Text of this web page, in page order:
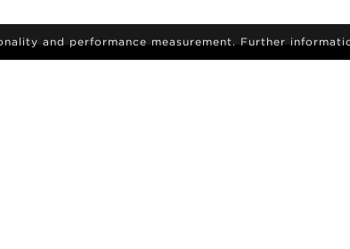
and performance measurement. Further